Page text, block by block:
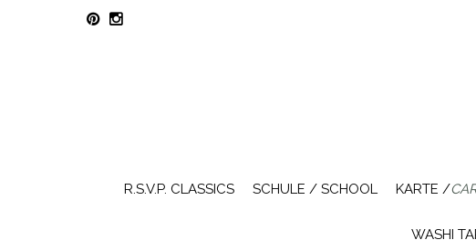
R.S.V.P. CLASSICS SCHULE / SCHOOL KARTE /
WASHI